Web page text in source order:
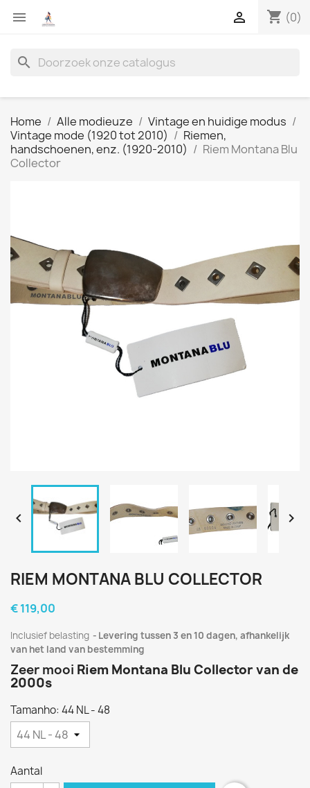
 shopping_cart (0)

search
Home Alle modieuze
Vintage en huidige modus
Vintage mode (1920 tot 2010)
Riemen,
handschoenen, enz. (1920-2010)
Riem Montana Blu
Collector
 
RIEM MONTANA BLU COLLECTOR
€ 119,00
Inclusief belasting
Levering tussen 3 en 10 dagen, afhankelijk
van het land van bestemming
Zeer mooi Riem Montana Blu Collector van de
2000s
Tamanho: 44 NL - 48
Aantal